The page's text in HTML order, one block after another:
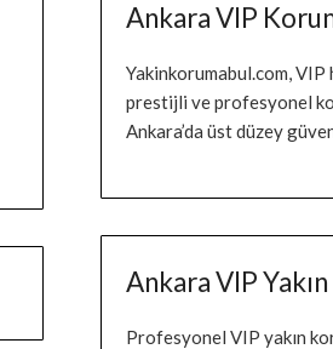
Ankara VIP
Yakinkorumabul.com,
prestijli ve profesyonel
Ankara’da üst düzey
Ankara VIP
Profesyonel VIP yakın